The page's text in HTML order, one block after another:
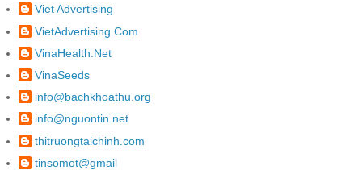
Viet Advertising
VietAdvertising.Com
VinaHealth.Net
VinaSeeds
info@bachkhoathu.org
info@nguontin.net
thitruongtaichinh.com
tinsomot@gmail